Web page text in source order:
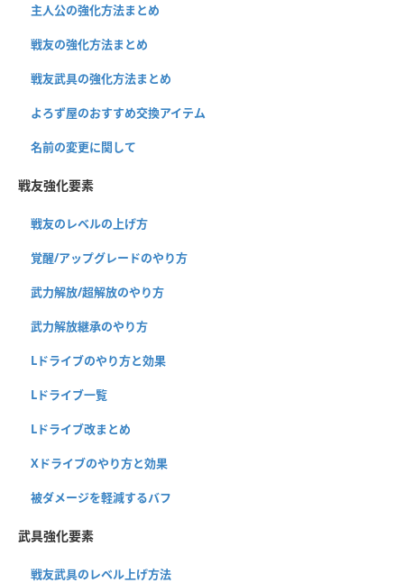
主人公の強化方法まとめ
戦友の強化方法まとめ
戦友武具の強化方法まとめ
よろず屋のおすすめ交換アイテム
名前の変更に関して
戦友強化要素
戦友のレベルの上げ方
覚醒/アップグレードのやり方
武力解放/超解放のやり方
武力解放継承のやり方
Lドライブのやり方と効果
Lドライブ一覧
Lドライブ改まとめ
Xドライブのやり方と効果
被ダメージを軽減するバフ
武具強化要素
戦友武具のレベル上げ方法